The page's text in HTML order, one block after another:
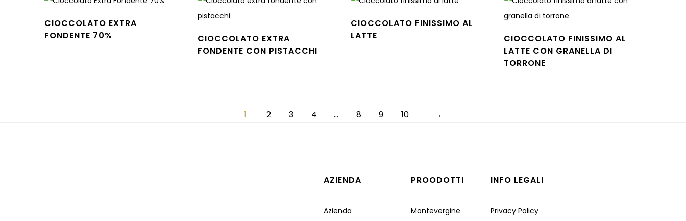
CIOCCOLATO EXTRA
FONDENTE 70%
CIOCCOLATO EXTRA
FONDENTE CON PISTACCHI
CIOCCOLATO FINISSIMO AL
LATTE
CIOCCOLATO FINISSIMO AL
LATTE CON GRANELLA DI
TORRONE
1 2 3 4 … 8 9 10 →
AZIENDA
Azienda
PROODOTTI
Montevergine
INFO LEGALI
Privacy Policy